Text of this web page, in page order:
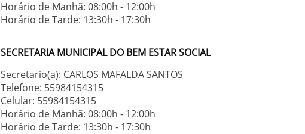
Horário de Manhã: 08:00h - 12:00h
Horário de Tarde: 13:30h - 17:30h
SECRETARIA MUNICIPAL DO BEM ESTAR SOCIAL
Secretario(a): CARLOS MAFALDA SANTOS
Telefone: 55984154315
Celular: 55984154315
Horário de Manhã: 08:00h - 12:00h
Horário de Tarde: 13:30h - 17:30h